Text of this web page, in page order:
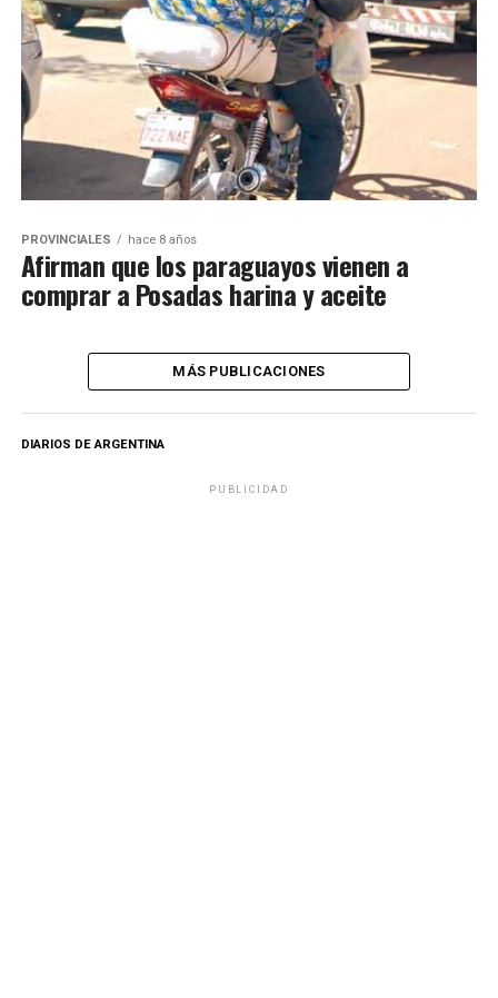
PROVINCIALES hace 8 años
Afirman que los paraguayos vienen a
comprar a Posadas harina y aceite
MÁS PUBLICACIONES
DIARIOS DE ARGENTINA
PUBLICIDAD